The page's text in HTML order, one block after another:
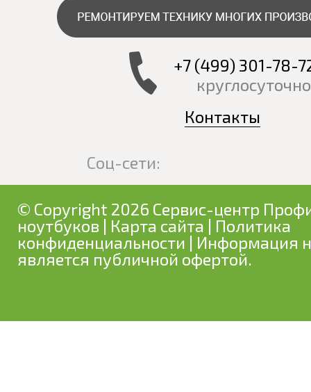
+7 (499) 301-78-
Контакты
Соц-сети:
© Copyright 2026 Сервис-центр
ноутбуков | Карта сайта | Политика
конфиденциальности | Информация
является публичной офертой.